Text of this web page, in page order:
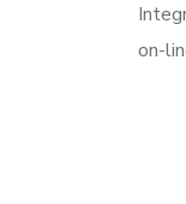
on-